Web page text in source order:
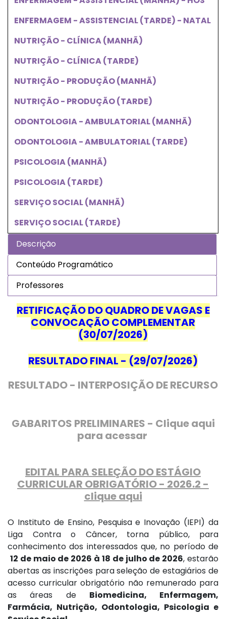
Descrição
Conteúdo Programático
Professores
RETIFICAÇÃO DO QUADRO DE VAGAS E
CONVOCAÇÃO COMPLEMENTAR
(30/07/2026)
RESULTADO FINAL - (29/07/2026)
RESULTADO - INTERPOSIÇÃO DE RECURSO
GABARITOS PRELIMINARES - Clique aqui
para acessar
EDITAL PARA SELEÇÃO DO ESTÁGIO
CURRICULAR OBRIGATÓRIO - 2026.2 -
clique aqui
O Instituto de Ensino, Pesquisa e Inovação (IEPI) da
Liga Contra o Câncer, torna público, para
conhecimento dos interessados que, no período de
12 de maio de 2026 à 18 de julho de 2026, estarão
abertas as inscrições para seleção de estagiários de
acesso curricular obrigatório não remunerado para
as áreas de Biomedicina, Enfermagem,
Farmácia, Nutrição, Odontologia, Psicologia e
ENFERMAGEM - ASSISTENCIAL (TARDE) - NATAL
NUTRIÇÃO - CLÍNICA (MANHÃ)
NUTRIÇÃO - CLÍNICA (TARDE)
NUTRIÇÃO - PRODUÇÃO (MANHÃ)
NUTRIÇÃO - PRODUÇÃO (TARDE)
ODONTOLOGIA - AMBULATORIAL (MANHÃ)
ODONTOLOGIA - AMBULATORIAL (TARDE)
PSICOLOGIA (MANHÃ)
PSICOLOGIA (TARDE)
SERVIÇO SOCIAL (MANHÃ)
SERVIÇO SOCIAL (TARDE)